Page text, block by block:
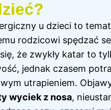
u dzieci to
rodzicowi spędzać
że zwykły katar to
jednak czasem
utrapieniem.
wyciek z nosa,